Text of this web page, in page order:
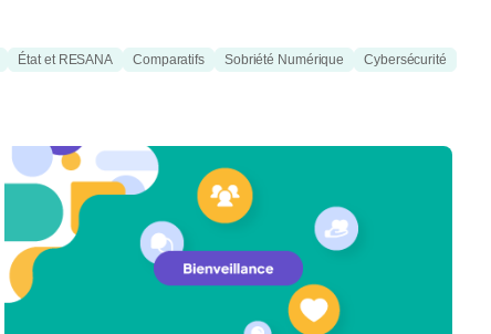
État et RESANA Comparatifs Sobriété Numérique
Cybersécurité